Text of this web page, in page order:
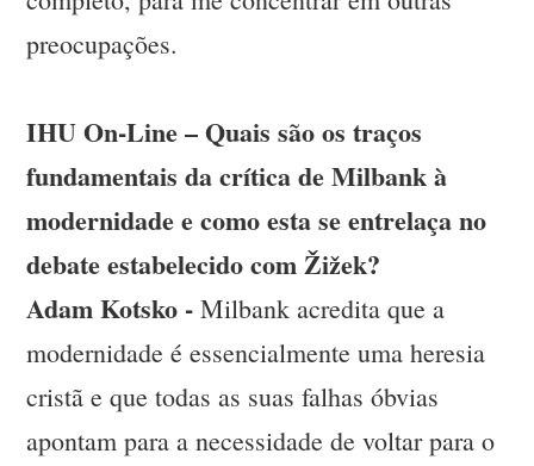
preocupações.
IHU On-Line – Quais são os traços
fundamentais da crítica de Milbank à
modernidade e como esta se entrelaça no
debate estabelecido com Žižek?
Adam Kotsko - Milbank acredita que a
modernidade é essencialmente uma heresia
cristã e que todas as suas falhas óbvias
apontam para a necessidade de voltar para o